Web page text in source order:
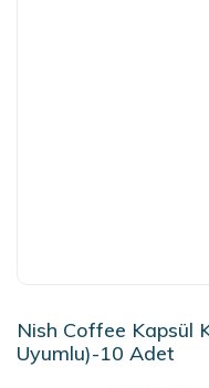
Nish Coffee Kapsül
Uyumlu)-10 Adet